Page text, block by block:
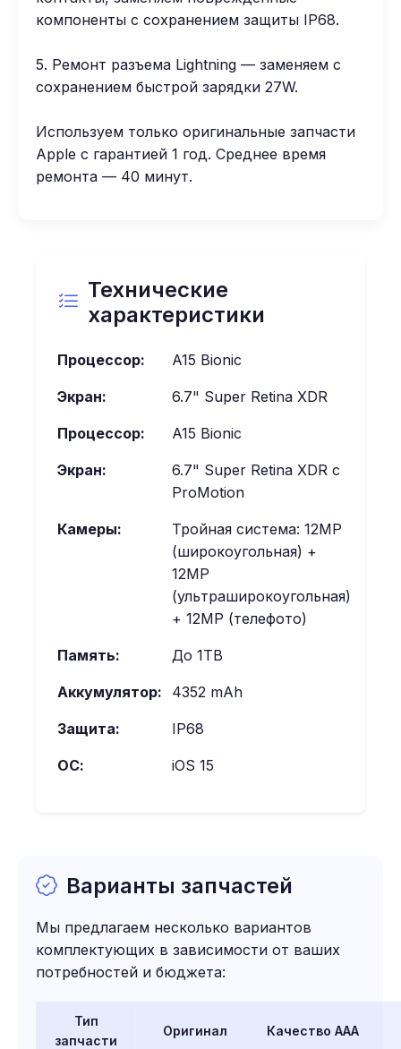
компоненты с сохранением защиты IP68.
5. Ремонт разъема Lightning — заменяем с
сохранением быстрой зарядки 27W.
Используем только оригинальные запчасти
Apple с гарантией 1 год. Среднее время
ремонта — 40 минут.
Технические
характеристики
Процессор: A15 Bionic
Экран: 6.7" Super Retina XDR
Процессор: A15 Bionic
Экран:
6.7" Super Retina XDR с
ProMotion
Камеры:
Тройная система: 12MP
(широкоугольная) +
12MP
(ультраширокоугольная)
+ 12MP (телефото)
Память: До 1TB
Аккумулятор: 4352 mAh
Защита: IP68
ОС: iOS 15
Варианты запчастей
Мы предлагаем несколько вариантов
комплектующих в зависимости от ваших
потребностей и бюджета:
Тип
запчасти
Оригинал Качество AAA